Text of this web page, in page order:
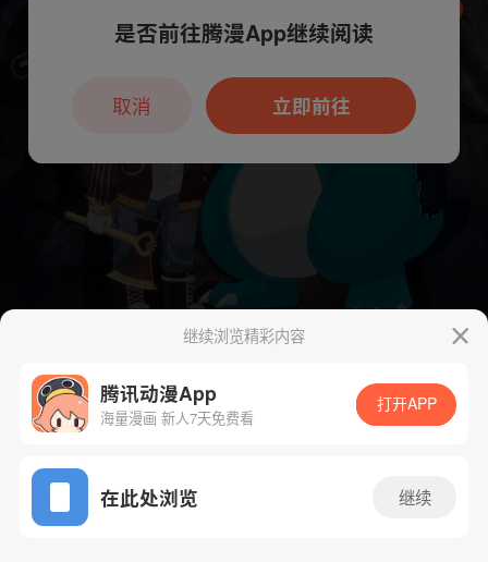
App免费看
下一话
继续浏览精彩内容
腾讯动漫App
海量漫画 新人7天免费看
打开APP
在此处浏览 继续
本章节仅支持App阅读，可打开App新用
户7天免费看
是否前往腾漫App继续阅读
立即前往
取消